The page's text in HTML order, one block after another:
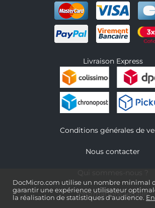
DocMicro.com utilise un nombre minimal
garantir une expérience utilisateur
la réalisation de statistiques d'audience.
Livraison Express
Conditions générales de
Nous contacter
Informations légales